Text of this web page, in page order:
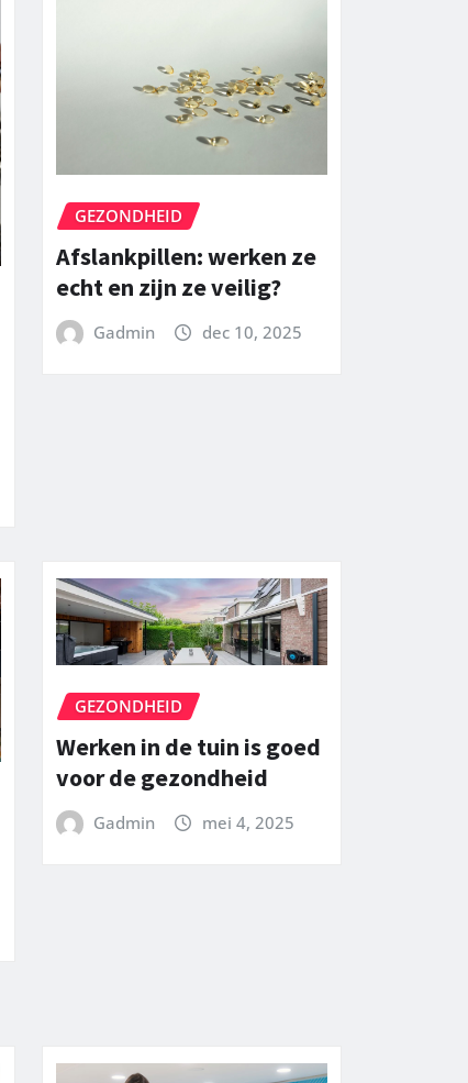
GEZONDHEID
Afslankpillen: werken ze
echt en zijn ze veilig?
Gadmin dec 10, 2025
GEZONDHEID
Werken in de tuin is goed
voor de gezondheid
Gadmin mei 4, 2025